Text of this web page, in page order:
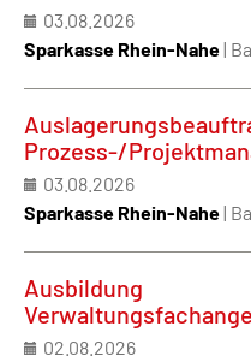
03.08.2026
Sparkasse Rhein-Nahe|
Prozess-/
03.08.2026
Sparkasse Rhein-Nahe|
Ausbildung
02.08.2026